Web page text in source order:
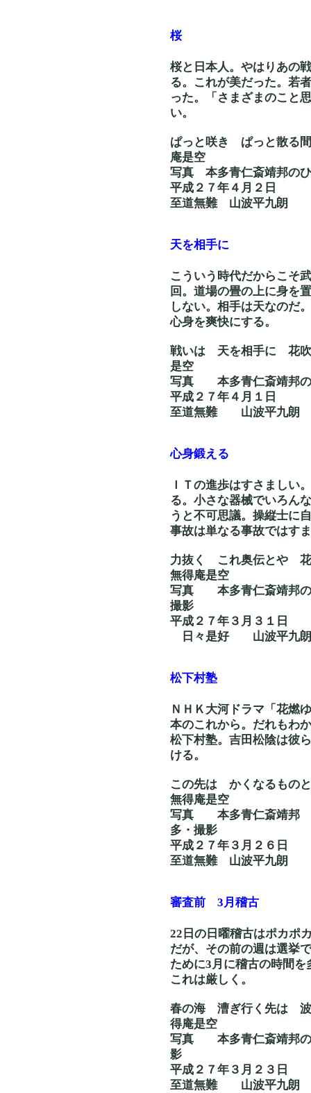
桜
桜と日本人。やはりあの
る。これが美だった。若
った。「さまざまのこと
い。
ぱっと咲き ぱっと散
庵是空
写真 本多青仁斎靖邦
平成２７年４月２日
至道無難 山波平九朗
天を相手に
こういう時代だからこそ
回。道場の畳の上に身を
しない。相手は天なのだ
心身を爽快にする。
戦いは 天を相手
是空
写真 本多青仁斎靖邦
平成２７年４月１日
至道無難 山波平九朗
心身鍛える
ＩＴの進歩はすさましい
る。小さな器械でいろん
うと不可思議。操縦士に
事故は単なる事故ではす
力抜く これ奥伝
無得庵是空
写真 本多青仁斎靖
撮影
平成２７年３月３１日
日々是好 山波平九朗
松下村塾
ＮＨＫ大河ドラマ「花燃
本のこれから。だれもわ
松下村塾。吉田松陰は彼
ける。
この先は かくなる
無得庵是空
写真 本多青
多・撮影
平成２７年３月２６日
至道無難 山波平九朗
審査前 3月稽古
22日の日曜稽古はポカポ
だが、その前の週は選挙
ために3月に稽古の時間
これは厳しく。
春の海 漕ぎ行く
得庵是空
写真 本多青仁斎靖
影
平成２７年３月２３日
至道無難 山波平九朗